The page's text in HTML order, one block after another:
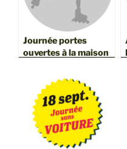
Journée portes
ouvertes à la maison